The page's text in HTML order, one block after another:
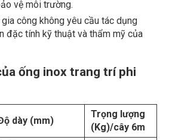
vệ môi trường.
công không yêu cầu tác dụng
đặc tính kỹ thuật và thẩm mỹ của
ống inox trang trí phi
dày (mm)
Trọng lượng
(Kg)/cây 6m